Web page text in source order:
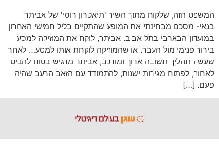
המשפט הזה, שלקוח מתוך השיר 'תיאטרון רוסי' של אביתר
בנאי- מסכם מבחינתי את המופע שהתקיים בליל חמישי האחרון
במועדון הבארבי בתל אביב. אביתר, לוקח את המוזיקה למסע
בירור פנימי מול העבר. או שהמוזיקה לוקחת אותו למסע… לאחר
שעשה תהליך תשובה ארוך ומורכב, אביתר מרגיש בטוח להביט
לאחור, לפתוח מגירות ישנות, להתמודד עם הזאב הרעב שהיה
פעם. […]